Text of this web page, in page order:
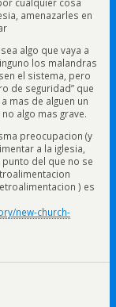
amenazarles en
algo que vaya a
los malandras
el sistema, pero
de seguridad” que
mas de alguen un
algo mas grave.
preocupacion (y
a la iglesia,
del que no se
) es
new-church-